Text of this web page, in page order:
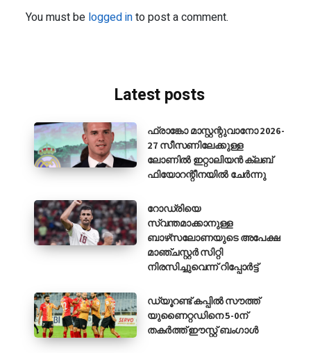
You must be logged into post a comment.
Latest posts
ഫ്രാങ്കോ മാസ്റ്റന്റുവാനോ 2026-
27 സീസണിലേക്കുള്ള
ലോണിൽ ഇറ്റാലിയൻ ക്ലബ്
ഫിയോറന്റീനയിൽ ചേർന്നു
റോഡ്രിയെ
സ്വന്തമാക്കാനുള്ള
ബാഴ്‌സലോണയുടെ അപേക്ഷ
മാഞ്ചസ്റ്റർ സിറ്റി
നിരസിച്ചുവെന്ന് റിപ്പോർട്ട്
ഡ്യൂറണ്ട് കപ്പിൽ സൗത്ത്
യുണൈറ്റഡിനെ 5-0ന്
തകർത്ത് ഈസ്റ്റ് ബംഗാൾ